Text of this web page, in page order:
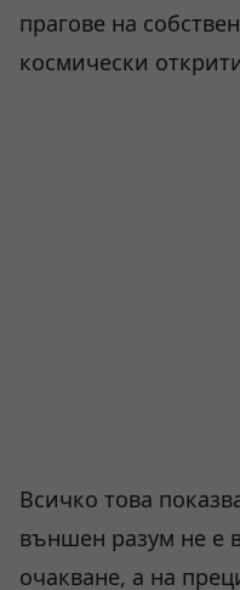
прагове на
космически
Всичко това
външен разум не е
очакване, а на